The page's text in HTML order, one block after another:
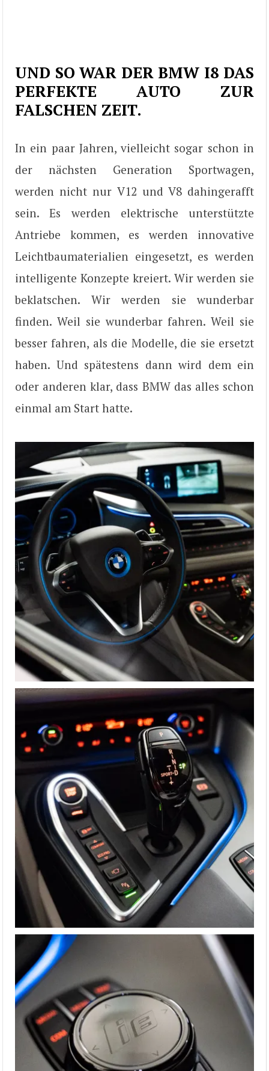
UND SO WAR DER BMW I8 DAS
PERFEKTE AUTO ZUR
FALSCHEN ZEIT.
In ein paar Jahren, vielleicht sogar schon in
der nächsten Generation Sportwagen,
werden nicht nur V12 und V8 dahingerafft
sein. Es werden elektrische unterstützte
Antriebe kommen, es werden innovative
Leichtbaumaterialien eingesetzt, es werden
intelligente Konzepte kreiert. Wir werden sie
beklatschen. Wir werden sie wunderbar
finden. Weil sie wunderbar fahren. Weil sie
besser fahren, als die Modelle, die sie ersetzt
haben. Und spätestens dann wird dem ein
oder anderen klar, dass BMW das alles schon
einmal am Start hatte.